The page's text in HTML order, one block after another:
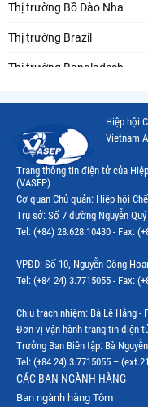
Thị trường Bồ Đào Nha
Thị trường Brazil
Thị trường Bangladesh
Thị trường Canada
Thị trường Ecuador
Thị trường EU
Thị trường Indonesia
Thị trường Mỹ
Thị trường Nga
Thị trường Hàn Quốc
Thị trường Nhật Bản
Thị trường Thái Lan
Hiệp hội
Vietnam
Trang thông tin điện tử của
(VASEP)
Cơ quan Chủ quản: Hiệp hội
Trụ sở: Số 7 đường Nguyễn
Tel: (+84) 28.628.10430 - Fax:
VPĐD: Số 10, Nguyễn Công
Tel: (+84 24) 3.7715055 - Fax:
Chịu trách nhiệm: Bà Lê Hằng -
Đơn vị vận hành trang tin điện
Trưởng Ban Biên tập: Bà
Tel: (+84 24) 3.7715055 –
CÁC BAN NGÀNH HÀNG
Ban ngành hàng Tôm